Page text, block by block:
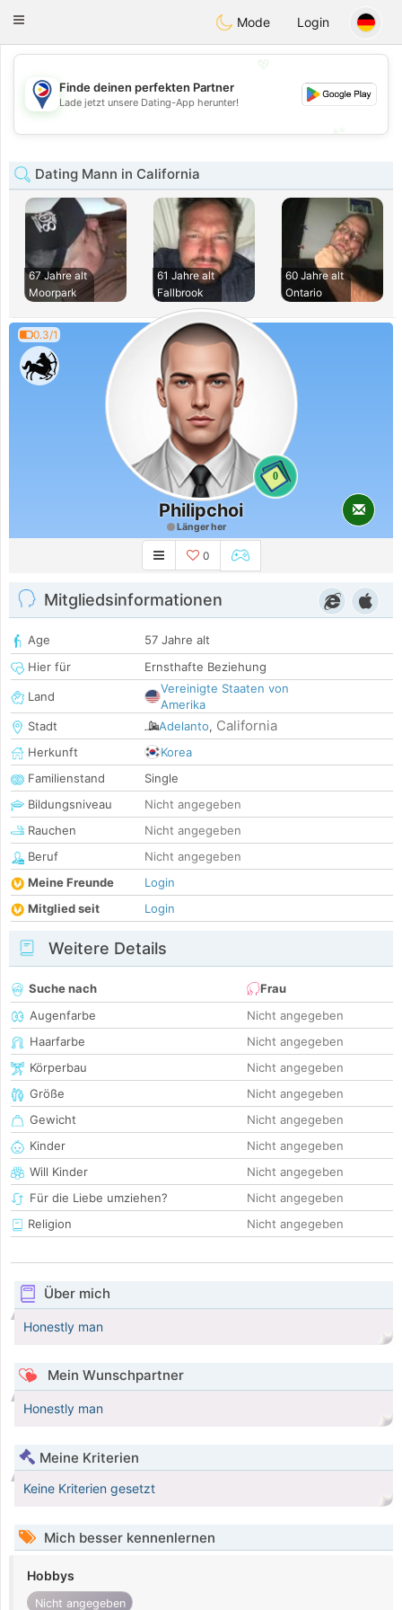
Philippines Chat
Toggle
Mode Login
💖
💕
Finde deinen perfekten Partner
Lade jetzt unsere Dating-App herunter!
Dating Mann in California
67 Jahre alt
Moorpark
61 Jahre alt
Fallbrook
60 Jahre alt
Ontario
0.3/1
0
Philipchoi
Länger her
0
Mitgliedsinformationen
Age
57 Jahre alt
Hier für
Ernsthafte Beziehung
Land
Vereinigte Staaten von
Amerika
Stadt
Adelanto, California
Herkunft
Korea
Familienstand
Single
Bildungsniveau
Nicht angegeben
Rauchen
Nicht angegeben
Beruf
Nicht angegeben
Meine Freunde
Login
Mitglied seit
Login
Weitere Details
Suche nach
Frau
Augenfarbe
Nicht angegeben
Haarfarbe
Nicht angegeben
Körperbau
Nicht angegeben
Größe
Nicht angegeben
Gewicht
Nicht angegeben
Kinder
Nicht angegeben
Will Kinder
Nicht angegeben
Für die Liebe umziehen?
Nicht angegeben
Religion
Nicht angegeben
Über mich
Honestly man
Mein Wunschpartner
Honestly man
Meine Kriterien
Keine Kriterien gesetzt
Mich besser kennenlernen
Hobbys
Nicht angegeben